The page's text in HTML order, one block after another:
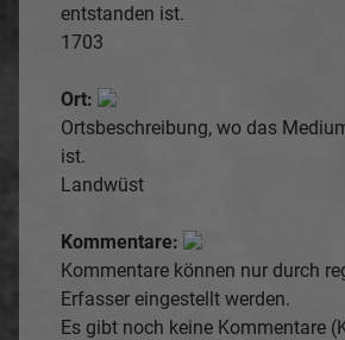
entstanden ist.
1703
Ort:
Ortsbeschreibung, wo das
ist.
Landwüst
Kommentare:
Kommentare können nur durch
Erfasser eingestellt werden.
Es gibt noch keine Kommentare